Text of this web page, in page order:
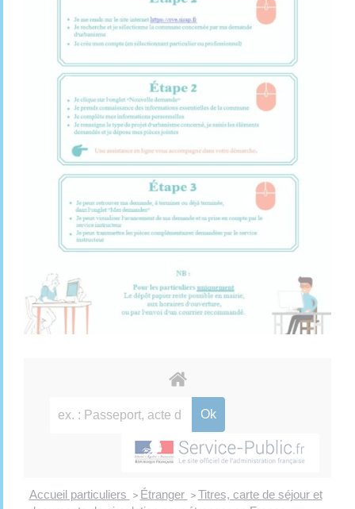
Accueil particuliers > Étranger > Titres, carte de séjour et